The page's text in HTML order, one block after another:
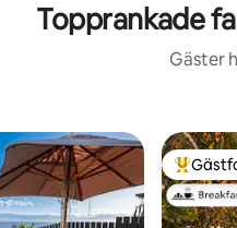
Topprankade
Gäster